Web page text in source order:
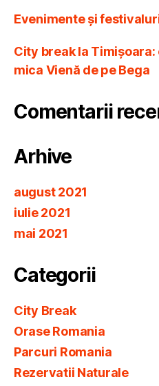
Evenimente și
City break la
mica Vienă de pe Bega
Comentarii
Arhive
august 2021
iulie 2021
mai 2021
Categorii
City Break
Orase Romania
Parcuri Romania
Rezervatii Naturale